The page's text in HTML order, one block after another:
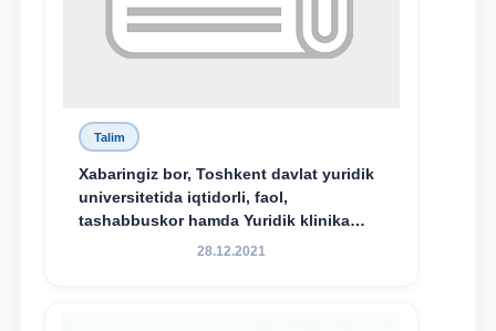
Talim
Xabaringiz bor, Toshkent davlat yuridik
universitetida iqtidorli, faol,
tashabbuskor hamda Yuridik klinika
faoliyatida o‘z bilim va ko‘nikmalarini
28.12.2021